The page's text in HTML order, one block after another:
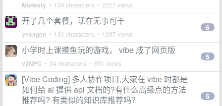
Modesty • 134 characters • 2227 views
开了几个套餐，现在无事可干
yesagen • 131 characters • 1287 views
6
小学时上课摸鱼玩的游戏， vibe 成了网页版
v2NPC • 34 characters • 651 views
5
[Vibe Coding] 多人协作项目,大家在 vibe 时都是
如何给 ai 提供 api 文档的?有什么高级点的方法
推荐吗? 有类似的知识库推荐吗?
5